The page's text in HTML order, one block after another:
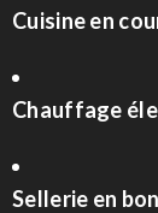
Cuisine en
Chauffage
Sellerie en